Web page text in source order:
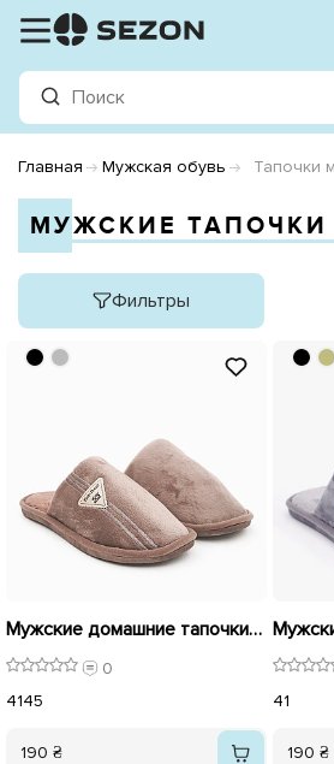
Главная Мужская обувь Тапочки
МУЖСКИЕ
Фильтры
Мужские домашние тапочки с закрытым носком 593198 Бежевые
0
4145
190 ₴
41
190 ₴